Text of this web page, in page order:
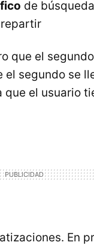
de
que el
el segundo se
el usuario
En